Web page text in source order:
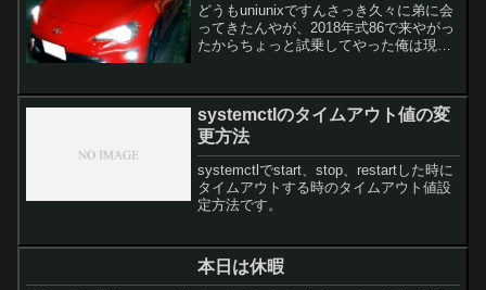
どうもuniunixですんさっき久々に弟に会
ってきたんやが、2018年式86で来やがっ
たからちょっと試乗してやった俺は現状
いやったけど意外といけるもんやなドリ
フトや...
systemctlのタイムアウト値の変
更方法
systemctlでstart、stop、restartした時に
タイムアウトする時のタイムアウト値設
定方法です。
本日は休暇